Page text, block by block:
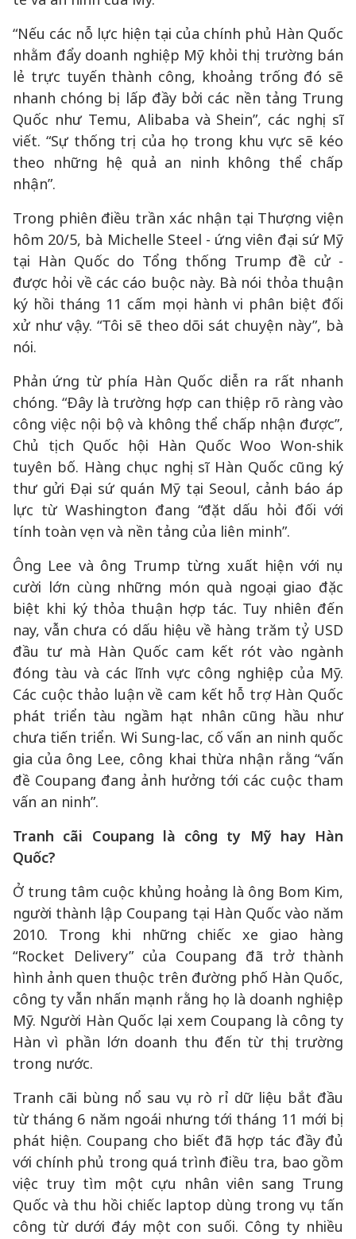
“Nếu các nỗ lực hiện tại của chính phủ Hàn Quốc
nhằm đẩy doanh nghiệp Mỹ khỏi thị trường bán
lẻ trực tuyến thành công, khoảng trống đó sẽ
nhanh chóng bị lấp đầy bởi các nền tảng Trung
Quốc như Temu, Alibaba và Shein”, các nghị sĩ
viết. “Sự thống trị của họ trong khu vực sẽ kéo
theo những hệ quả an ninh không thể chấp
nhận”.
Trong phiên điều trần xác nhận tại Thượng viện
hôm 20/5, bà Michelle Steel - ứng viên đại sứ Mỹ
tại Hàn Quốc do Tổng thống Trump đề cử -
được hỏi về các cáo buộc này. Bà nói thỏa thuận
ký hồi tháng 11 cấm mọi hành vi phân biệt đối
xử như vậy. “Tôi sẽ theo dõi sát chuyện này”, bà
nói.
Phản ứng từ phía Hàn Quốc diễn ra rất nhanh
chóng. “Đây là trường hợp can thiệp rõ ràng vào
công việc nội bộ và không thể chấp nhận được”,
Chủ tịch Quốc hội Hàn Quốc Woo Won-shik
tuyên bố. Hàng chục nghị sĩ Hàn Quốc cũng ký
thư gửi Đại sứ quán Mỹ tại Seoul, cảnh báo áp
lực từ Washington đang “đặt dấu hỏi đối với
tính toàn vẹn và nền tảng của liên minh”.
Ông Lee và ông Trump từng xuất hiện với nụ
cười lớn cùng những món quà ngoại giao đặc
biệt khi ký thỏa thuận hợp tác. Tuy nhiên đến
nay, vẫn chưa có dấu hiệu về hàng trăm tỷ USD
đầu tư mà Hàn Quốc cam kết rót vào ngành
đóng tàu và các lĩnh vực công nghiệp của Mỹ.
Các cuộc thảo luận về cam kết hỗ trợ Hàn Quốc
phát triển tàu ngầm hạt nhân cũng hầu như
chưa tiến triển. Wi Sung-lac, cố vấn an ninh quốc
gia của ông Lee, công khai thừa nhận rằng “vấn
đề Coupang đang ảnh hưởng tới các cuộc tham
vấn an ninh”.
Tranh cãi Coupang là công ty Mỹ hay Hàn
Quốc?
Ở trung tâm cuộc khủng hoảng là ông Bom Kim,
người thành lập Coupang tại Hàn Quốc vào năm
2010. Trong khi những chiếc xe giao hàng
“Rocket Delivery” của Coupang đã trở thành
hình ảnh quen thuộc trên đường phố Hàn Quốc,
công ty vẫn nhấn mạnh rằng họ là doanh nghiệp
Mỹ. Người Hàn Quốc lại xem Coupang là công ty
Hàn vì phần lớn doanh thu đến từ thị trường
trong nước.
Tranh cãi bùng nổ sau vụ rò rỉ dữ liệu bắt đầu
từ tháng 6 năm ngoái nhưng tới tháng 11 mới bị
phát hiện. Coupang cho biết đã hợp tác đầy đủ
với chính phủ trong quá trình điều tra, bao gồm
việc truy tìm một cựu nhân viên sang Trung
Quốc và thu hồi chiếc laptop dùng trong vụ tấn
công từ dưới đáy một con suối. Công ty nhiều